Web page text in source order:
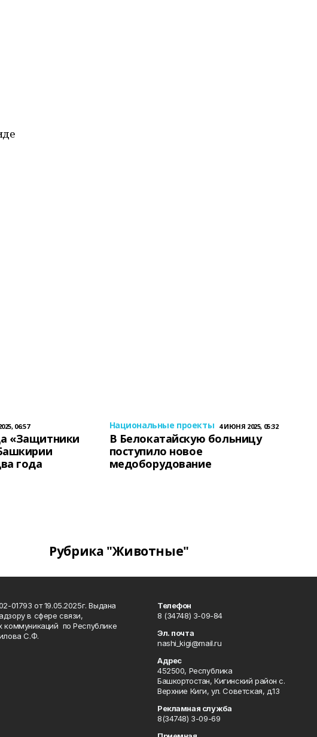
06:57
«Защитники
года
Национальные проекты 4 ИЮНЯ 2025, 05:32
В Белокатайскую больницу
поступило новое
медоборудование
Рубрика "Животные"
01793 от 19.05.2025г. Выдана
в сфере связи,
коммуникаций по Республике
С.Ф.
Телефон
8 (34748) 3-09-84
Эл. почта
nashi_kigi@mail.ru
Адрес
452500, Республика
Башкортостан, Кигинский район с.
Верхние Киги, ул. Советская, д.13
Рекламная служба
8(34748) 3-09-69